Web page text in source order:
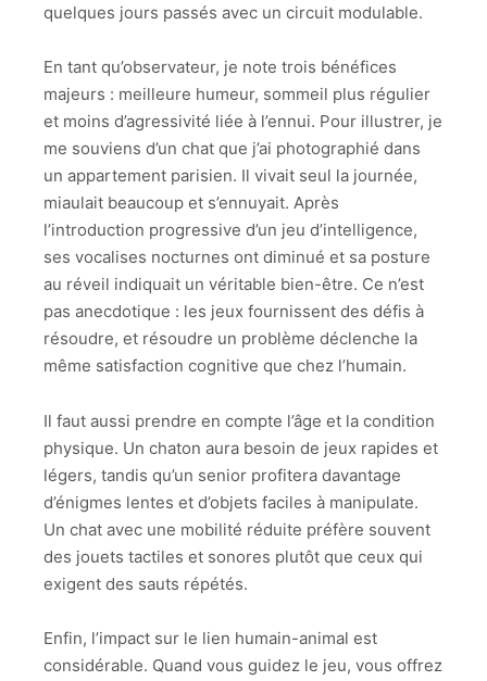
quelques jours passés avec un circuit modulable.
En tant qu’observateur, je note trois bénéfices
majeurs : meilleure humeur, sommeil plus régulier
et moins d’agressivité liée à l’ennui. Pour illustrer, je
me souviens d’un chat que j’ai photographié dans
un appartement parisien. Il vivait seul la journée,
miaulait beaucoup et s’ennuyait. Après
l’introduction progressive d’un jeu d’intelligence,
ses vocalises nocturnes ont diminué et sa posture
au réveil indiquait un véritable bien-être. Ce n’est
pas anecdotique : les jeux fournissent des défis à
résoudre, et résoudre un problème déclenche la
même satisfaction cognitive que chez l’humain.
Il faut aussi prendre en compte l’âge et la condition
physique. Un chaton aura besoin de jeux rapides et
légers, tandis qu’un senior profitera davantage
d’énigmes lentes et d’objets faciles à manipulate.
Un chat avec une mobilité réduite préfère souvent
des jouets tactiles et sonores plutôt que ceux qui
exigent des sauts répétés.
Enfin, l’impact sur le lien humain-animal est
considérable. Quand vous guidez le jeu, vous offrez